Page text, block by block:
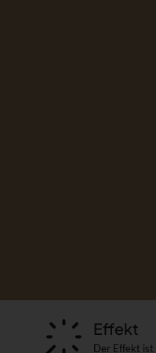
Effekt
Der Effekt ist